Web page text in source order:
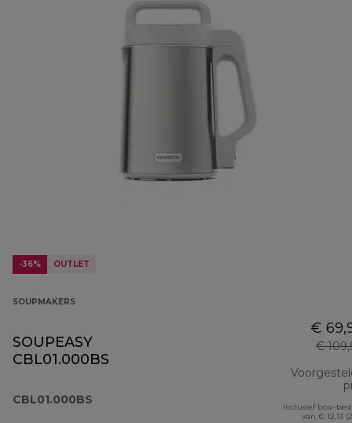
-36% OUTLET
SOUPMAKERS
SOUPEASY
CBL01.000BS
CBL01.000BS
€
€
Inclusief btw-
van € 12,13